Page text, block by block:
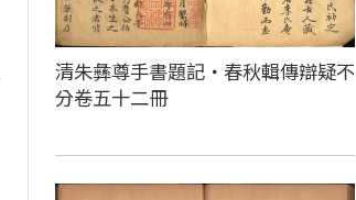
清朱彝尊手書題記‧春秋輯傳辯疑不
分卷五十二冊